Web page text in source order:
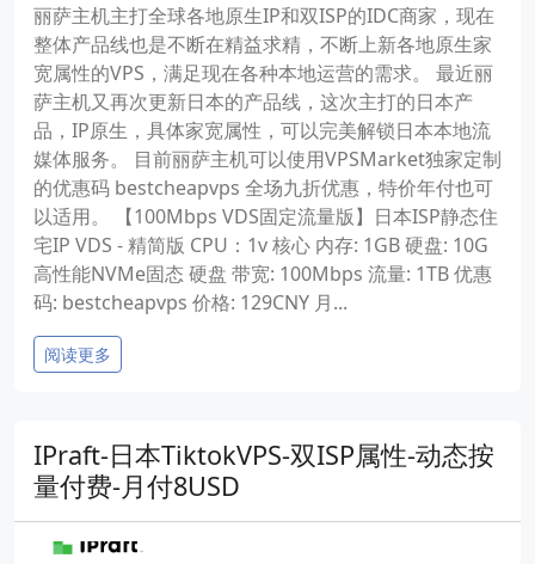
丽萨主机主打全球各地原生IP和双ISP的IDC商家，现在
整体产品线也是不断在精益求精，不断上新各地原生家
宽属性的VPS，满足现在各种本地运营的需求。 最近丽
萨主机又再次更新日本的产品线，这次主打的日本产
品，IP原生，具体家宽属性，可以完美解锁日本本地流
媒体服务。 目前丽萨主机可以使用VPSMarket独家定制
的优惠码 bestcheapvps 全场九折优惠，特价年付也可
以适用。 【100Mbps VDS固定流量版】日本ISP静态住
宅IP VDS - 精简版 CPU：1v 核心 内存: 1GB 硬盘: 10G
高性能NVMe固态 硬盘 带宽: 100Mbps 流量: 1TB 优惠
码: bestcheapvps 价格: 129CNY 月...
阅读更多
IPraft-日本TiktokVPS-双ISP属性-动态按
量付费-月付8USD